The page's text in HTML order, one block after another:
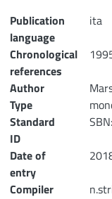
Publication
language
ita
Chronological
references
Author
Type
Standard
ID
Date of
entry
Compiler